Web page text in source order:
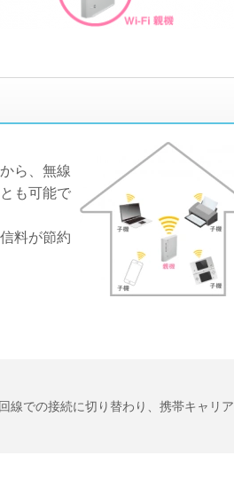
ら、無線
も可能で
料が節約
線での接続に切り替わり、携帯キャリア